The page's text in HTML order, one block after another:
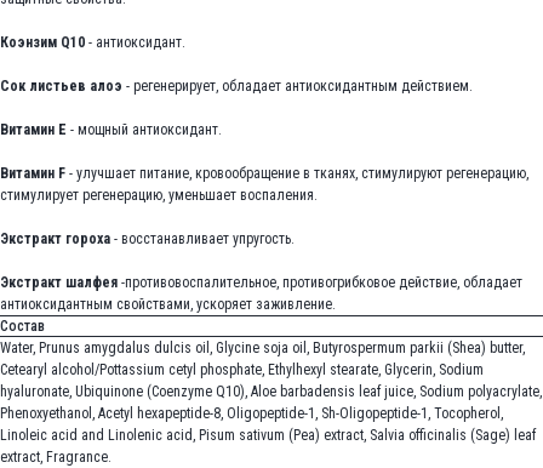
Коэнзим Q10 - антиоксидант.
Сок листьев алоэ - регенерирует, обладает антиоксидантным действием.
Витамин E - мощный антиоксидант.
Витамин F - улучшает питание, кровообращение в тканях, стимулируют регенерацию,
стимулирует регенерацию, уменьшает воспаления.
Экстракт гороха - восстанавливает упругость.
Экстракт шалфея -противовоспалительное, противогрибковое действие, обладает
антиоксидантным свойствами, ускоряет заживление.
Состав
Water, Prunus amygdalus dulcis oil, Glycine soja oil, Butyrospermum parkii (Shea) butter,
Cetearyl alcohol/Pottassium cetyl phosphate, Ethylhexyl stearate, Glycerin, Sodium
hyaluronate, Ubiquinone (Coenzyme Q10), Aloe barbadensis leaf juice, Sodium polyacrylate,
Phenoxyethanol, Acetyl hexapeptide-8, Oligopeptide-1, Sh-Oligopeptide-1, Tocopherol,
Linoleic acid and Linolenic acid, Pisum sativum (Pea) extract, Salvia officinalis (Sage) leaf
extract, Fragrance.